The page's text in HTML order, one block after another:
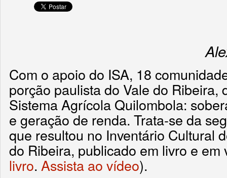
Com o apoio do ISA, 18
porção paulista do Vale do Ribeira,
Sistema Agrícola Quilombola:
e geração de renda. Trata-se da
que resultou no Inventário Cultural
do Ribeira, publicado em livro e em
livro. Assista ao vídeo).